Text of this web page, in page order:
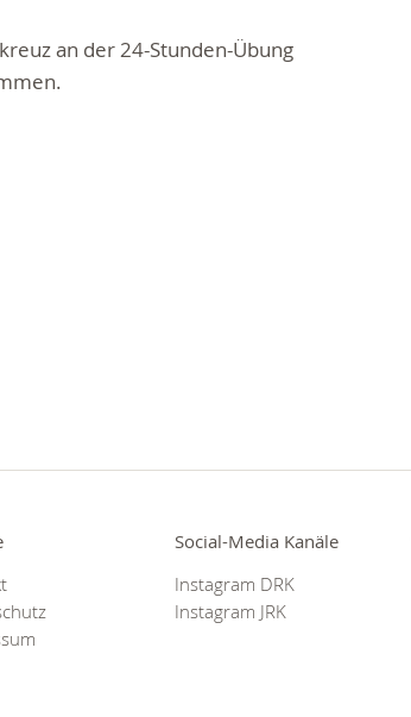
an der 24-Stunden-Übung
Social-Media Kanäle
Instagram DRK
Instagram JRK